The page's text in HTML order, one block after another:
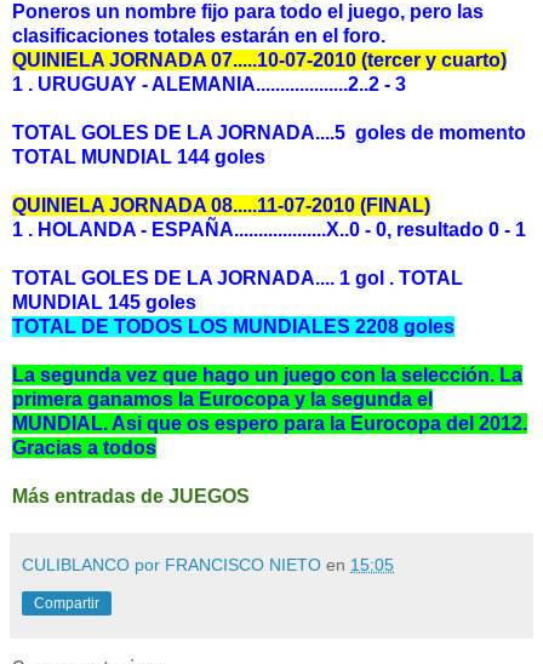
Poneros un nombre fijo para todo el juego, pero las
clasificaciones totales estarán en el foro.
QUINIELA JORNADA 07.....10-07-2010 (tercer y cuarto)
1 . URUGUAY - ALEMANIA...................2..2 - 3
TOTAL GOLES DE LA JORNADA....5 goles de momento
TOTAL MUNDIAL 144 goles
QUINIELA JORNADA 08.....11-07-2010 (FINAL)
1 . HOLANDA - ESPAÑA...................X..0 - 0, resultado 0 - 1
TOTAL GOLES DE LA JORNADA.... 1 gol . TOTAL
MUNDIAL 145 goles
TOTAL DE TODOS LOS MUNDIALES 2208 goles
La segunda vez que hago un juego con la selección. La
primera ganamos la Eurocopa y la segunda el
MUNDIAL. Asi que os espero para la Eurocopa del 2012.
Gracias a todos
Más entradas de JUEGOS
CULIBLANCO por FRANCISCO NIETO en 15:05
Compartir